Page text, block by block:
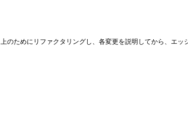
リファクタリングし、各変更を説明してから、エッジ